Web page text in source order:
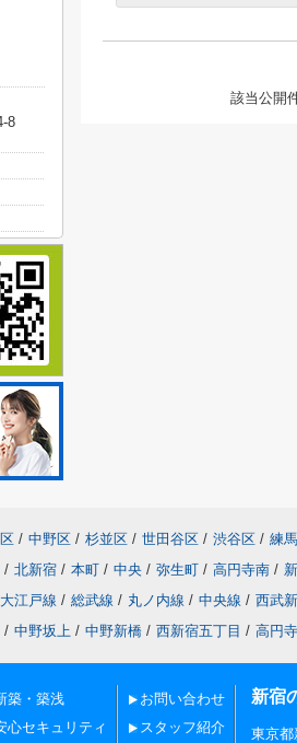
該当公開
8
/ 中野区 / 杉並区 / 世田谷区 / 渋谷区 / 練
/ 北新宿 / 本町 / 中央 / 弥生町 / 高円寺南 /
江戸線 / 総武線 / 丸ノ内線 / 中央線 / 西武
/ 中野坂上 / 中野新橋 / 西新宿五丁目 / 高円寺
築・築浅
心セキュリティ
お問い合わせ
スタッフ紹介
新宿
東京都